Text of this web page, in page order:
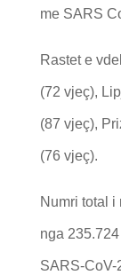
me SARS
Rastet e
(72 vjeç),
(87 vjeç),
(76 vjeç).
Numri total i
nga
SARS-CoV-